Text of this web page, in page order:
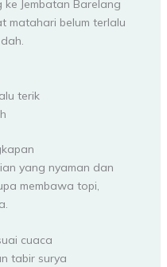
Jembatan Barelang
matahari belum terlalu
terik
yang nyaman dan
membawa topi,
cuaca
tabir surya